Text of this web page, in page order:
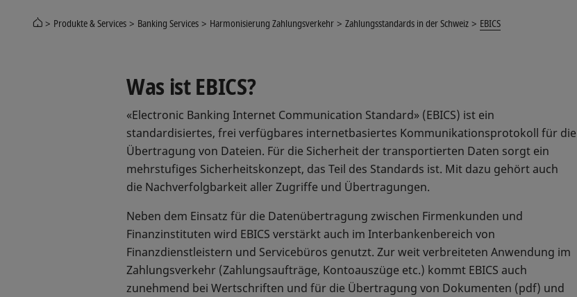
Produkte & Services Banking Services Harmonisierung Zahlungsverkehr Zahlungsstandards in der Schweiz EBICS
Was ist EBICS?
«Electronic Banking Internet Communication Standard» (EBICS) ist ein
standardisiertes, frei verfügbares internetbasiertes Kommunikationsprotokoll für die
Übertragung von Dateien. Für die Sicherheit der transportierten Daten sorgt ein
mehrstufiges Sicherheitskonzept, das Teil des Standards ist. Mit dazu gehört auch
die Nachverfolgbarkeit aller Zugriffe und Übertragungen.
Neben dem Einsatz für die Datenübertragung zwischen Firmenkunden und
Finanzinstituten wird EBICS verstärkt auch im Interbankenbereich von
Finanzdienstleistern und Servicebüros genutzt. Zur weit verbreiteten Anwendung im
Zahlungsverkehr (Zahlungsaufträge, Kontoauszüge etc.) kommt EBICS auch
zunehmend bei Wertschriften und für die Übertragung von Dokumenten (pdf) und